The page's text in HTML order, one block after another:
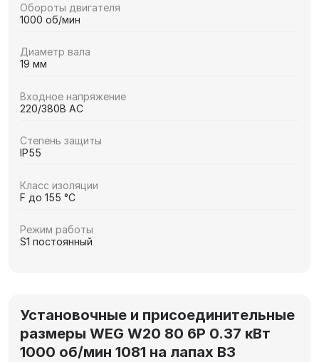
Обороты двигателя
1000 об/мин
Диаметр вала
19 мм
Входное напряжение
220/380В AC
Степень защиты
IP55
Класс изоляции
F до 155 °C
Режим работы
S1 постоянный
Установочные и присоединительные
размеры WEG W20 80 6P 0.37 кВт
1000 об/мин 1081 на лапах В3